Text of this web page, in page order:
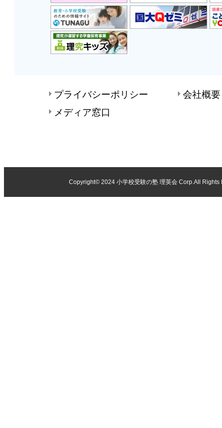
プライバシーポリシー
会社概要
メディア窓口
Copyright© 2024 小学校受験の塾 理英会Corp.All Rights